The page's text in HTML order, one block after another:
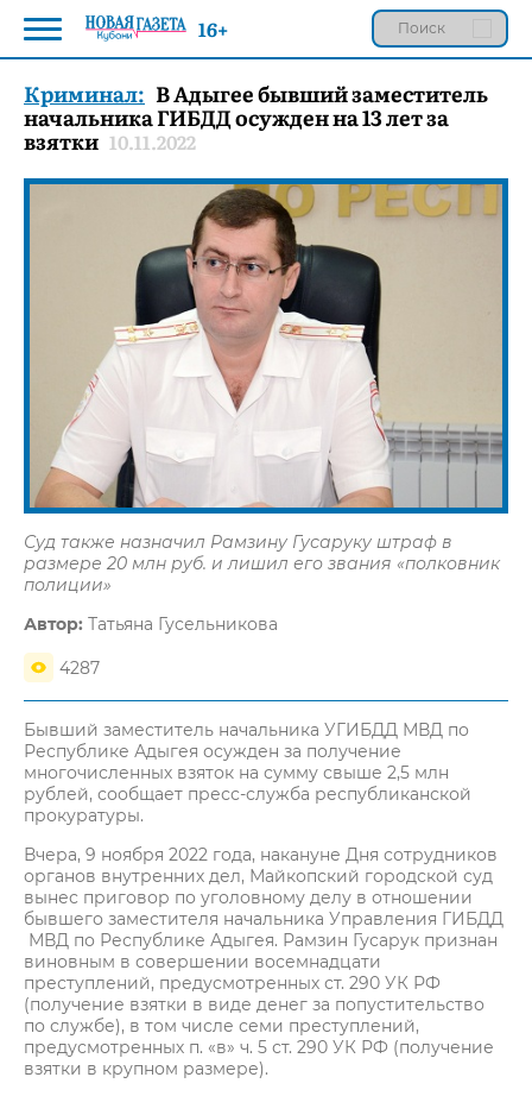
Криминал: В Адыгее бывший заместитель
начальника ГИБДД осужден на 13 лет за
взятки 10.11.2022
Суд также назначил Рамзину Гусаруку штраф в
размере 20 млн руб. и лишил его звания «полковник
полиции»
Автор: Татьяна Гусельникова
4287
Бывший заместитель начальника УГИБДД МВД по
Республике Адыгея осужден за получение
многочисленных взяток на сумму свыше 2,5 млн
рублей, сообщает пресс-служба республиканской
прокуратуры.
Вчера, 9 ноября 2022 года, накануне Дня сотрудников
органов внутренних дел, Майкопский городской суд
вынес приговор по уголовному делу в отношении
бывшего заместителя начальника Управления ГИБДД
МВД по Республике Адыгея. Рамзин Гусарук признан
виновным в совершении восемнадцати
преступлений, предусмотренных ст. 290 УК РФ
(получение взятки в виде денег за попустительство
по службе), в том числе семи преступлений,
предусмотренных п. «в» ч. 5 ст. 290 УК РФ (получение
взятки в крупном размере).
16+